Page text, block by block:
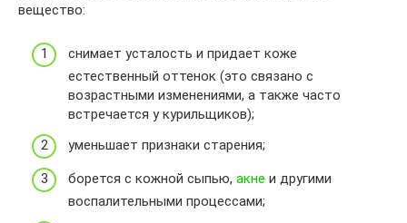
вещество:
снимает усталость и придает коже
естественный оттенок (это связано с
возрастными изменениями, а также часто
встречается у курильщиков);
уменьшает признаки старения;
борется с кожной сыпью, акне и другими
воспалительными процессами;